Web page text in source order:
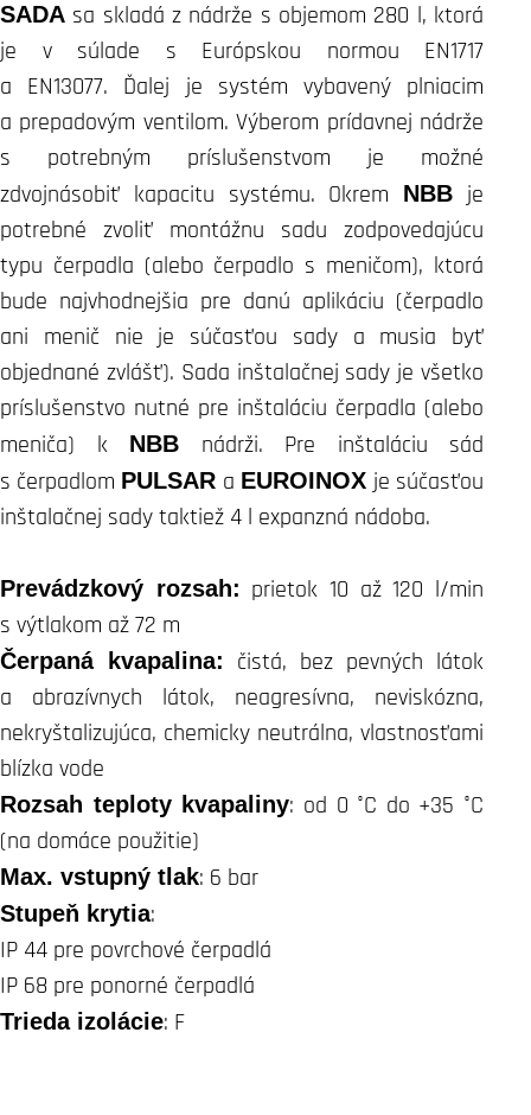
SADA sa skladá z nádrže s objemom 280 l, ktorá
je v súlade s Európskou normou EN1717
a EN13077. Ďalej je systém vybavený plniacim
a prepadovým ventilom. Výberom prídavnej nádrže
s potrebným príslušenstvom je možné
zdvojnásobiť kapacitu systému. Okrem NBB je
potrebné zvoliť montážnu sadu zodpovedajúcu
typu čerpadla (alebo čerpadlo s meničom), ktorá
bude najvhodnejšia pre danú aplikáciu (čerpadlo
ani menič nie je súčasťou sady a musia byť
objednané zvlášť). Sada inštalačnej sady je všetko
príslušenstvo nutné pre inštaláciu čerpadla (alebo
meniča) k NBB nádrži. Pre inštaláciu sád
s čerpadlom PULSAR a EUROINOX je súčasťou
inštalačnej sady taktiež 4 l expanzná nádoba.
Prevádzkový rozsah: prietok 10 až 120 l/min
s výtlakom až 72 m
Čerpaná kvapalina:
čistá, bez pevných látok
a abrazívnych látok, neagresívna, neviskózna,
nekryštalizujúca, chemicky neutrálna, vlastnosťami
blízka vode
Rozsah teploty kvapaliny: od 0 °C do +35 °C
(na domáce použitie)
Max. vstupný tlak: 6 bar
Stupeň krytia:
IP 44 pre povrchové čerpadlá
IP 68 pre ponorné čerpadlá
Trieda izolácie: F